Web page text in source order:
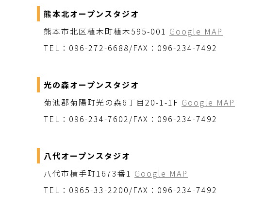
熊本北オープンスタジオ
熊本市北区植木町植木595-001 Google MAP
TEL：096-272-6688/FAX：096-234-7492
光の森オープンスタジオ
菊池郡菊陽町光の森6丁目20-1-1F Google MAP
TEL：096-234-7602/FAX：096-234-7492
八代オープンスタジオ
八代市横手町1673番1 Google MAP
TEL：0965-33-2200/FAX：096-234-7492